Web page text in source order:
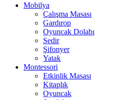
Mobilya
Çalışma Masası
Gardırop
⁠Oyuncak Dolabı
Sedir
Şifonyer
Yatak
Montessori
Etkinlik Masası
Kitaplık
Oyuncak